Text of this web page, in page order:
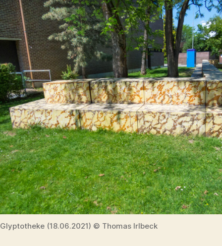
Glyptotheke (18.06.2021) © Thomas Irlbeck